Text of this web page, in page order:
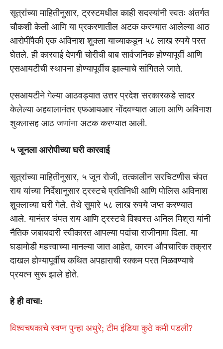
सूत्रांच्या माहितीनुसार, ट्रस्टमधील काही सदस्यांनी स्वतः अंतर्गत
चौकशी केली आणि या प्रकरणातील अटक करण्यात आलेल्या आठ
आरोपींपैकी एक अविनाश शुक्ला याच्याकडून ५८ लाख रुपये परत
घेतले. ही कारवाई देणगी चोरीची बाब सार्वजनिक होण्यापूर्वी आणि
एसआयटीची स्थापना होण्यापूर्वीच झाल्याचे सांगितले जाते.
एसआयटीने गेल्या आठवड्यात उत्तर प्रदेश सरकारकडे सादर
केलेल्या अहवालानंतर एफआयआर नोंदवण्यात आला आणि अविनाश
शुक्लासह आठ जणांना अटक करण्यात आली.
५ जूनला आरोपीच्या घरी कारवाई
सूत्रांच्या माहितीनुसार, ५ जून रोजी, तत्कालीन सरचिटणीस चंपत
राय यांच्या निर्देशानुसार ट्रस्टचे प्रतिनिधी आणि पोलिस अविनाश
शुक्लाच्या घरी गेले. तेथे सुमारे ५८ लाख रुपये जप्त करण्यात
आले. यानंतर चंपत राय आणि ट्रस्टचे विश्वस्त अनिल मिश्रा यांनी
नैतिक जबाबदारी स्वीकारत आपल्या पदांचा राजीनामा दिला. या
घडामोडी महत्त्वाच्या मानल्या जात आहेत, कारण औपचारिक तक्रार
दाखल होण्यापूर्वीच कथित अपहाराची रक्कम परत मिळवण्याचे
प्रयत्न सुरू झाले होते.
हे ही वाचा:
विश्वचषकाचे स्वप्न पुन्हा अधुरे; टीम इंडिया कुठे कमी पडली?